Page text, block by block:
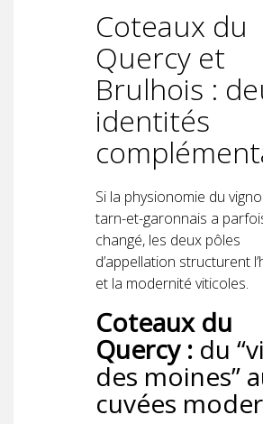
Coteaux du
Quercy et
Brulhois :
identités
Si la physionomie du
tarn-et-garonnais a
changé, les deux pôles
d’appellation structurent
et la modernité viticoles.
Coteaux du
Quercy : du
des moines”
cuvées